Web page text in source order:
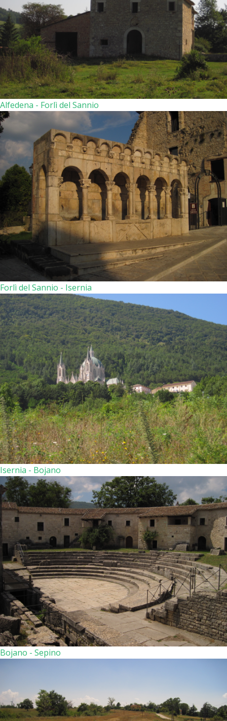
Alfedena - Forlì del Sannio
Forlì del Sannio - Isernia
Isernia - Bojano
Bojano - Sepino